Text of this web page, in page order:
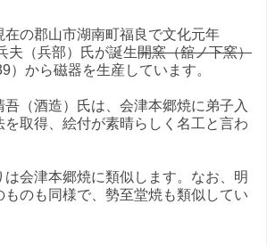
在の郡山市湖南町福良で文化元年
夫（兵部）氏が誕生開窯（舘ノ下窯）
）から磁器を生産しています。
（酒造）氏は、会津本郷焼に弟子入
を取得、絵付が素晴らしく名工と言わ
会津本郷焼に類似します。なお、明
のも同様で、勢至堂焼も類似してい